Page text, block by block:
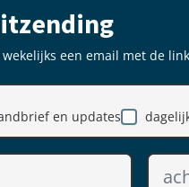
een email met de
en updates